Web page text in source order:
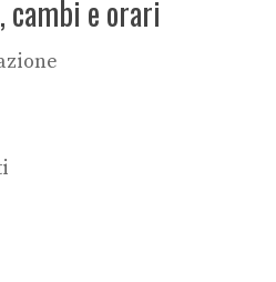
cambi e orari